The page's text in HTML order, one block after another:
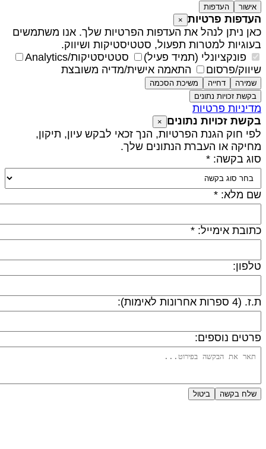
אישור העדפות
פרטיות ×
ניתן לנהל את העדפות הפרטיות שלך. אנו משתמשים
למטרות תפעול, סטטיסטיקות ושיווק.
פונקציונלי (תמיד פעיל)
סטטיסטיקות/Analytics
פרסום
התאמה אישית/מדיה משובצת
שמירה דחייה
משיכת הסכמה
בקשת זכויות נתונים
פרטיות
זכויות נתונים
חוק הגנת הפרטיות, הנך זכאי לבקש עיון, תיקון,
או העברת הנתונים שלך.
בקשה: *
מלא: *
אימייל: *
ספרות אחרונות לאימות):
נוספים:
שלח בקשה ביטול